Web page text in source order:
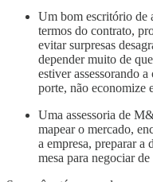
Um bom escritório de
termos do contrato,
evitar surpresas
depender muito de
estiver assessorando
porte, não economize
Uma assessoria de
mapear o mercado,
a empresa, preparar a
mesa para negociar de